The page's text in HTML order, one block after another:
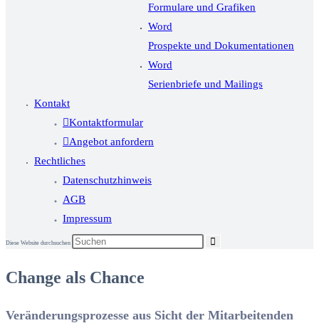
Formulare und Grafiken
Word
Prospekte und Dokumentationen
Word
Serienbriefe und Mailings
Kontakt
Kontaktformular
Angebot anfordern
Rechtliches
Datenschutzhinweis
AGB
Impressum
Diese Website durchsuchen
Change als Chance
Veränderungsprozesse aus Sicht der Mitarbeitenden